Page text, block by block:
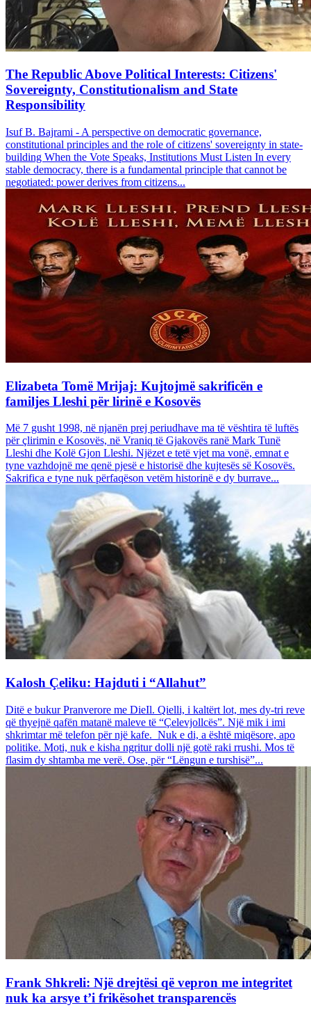
The Republic Above Political Interests: Citizens'
Sovereignty, Constitutionalism and State
Responsibility
Isuf B. Bajrami - A perspective on democratic governance,
constitutional principles and the role of citizens' sovereignty in state-
building When the Vote Speaks, Institutions Must Listen In every
stable democracy, there is a fundamental principle that cannot be
negotiated: power derives from citizens...
Elizabeta Tomë Mrijaj: Kujtojmë sakrificën e
familjes Lleshi për lirinë e Kosovës
Më 7 gusht 1998, në njanën prej periudhave ma të vështira të luftës
për çlirimin e Kosovës, në Vraniq të Gjakovës ranë Mark Tunë
Lleshi dhe Kolë Gjon Lleshi. Njëzet e tetë vjet ma vonë, emnat e
tyne vazhdojnë me qenë pjesë e historisë dhe kujtesës së Kosovës.
Sakrifica e tyne nuk përfaqëson vetëm historinë e dy burrave...
Kalosh Çeliku: Hajduti i “Allahut”
Ditë e bukur Pranverore me DieIl. Qielli, i kaltërt lot, mes dy-tri reve
që thyejnë qafën matanë maleve të “Çelevjollcës”. Një mik i imi
shkrimtar më telefon për një kafe. Nuk e di, a është miqësore, apo
politike. Moti, nuk e kisha ngritur dolli një gotë raki rrushi. Mos të
flasim dy shtamba me verë. Ose, për “Lëngun e turshisë”...
Frank Shkreli: Një drejtësi që vepron me integritet
nuk ka arsye t’i frikësohet transparencës